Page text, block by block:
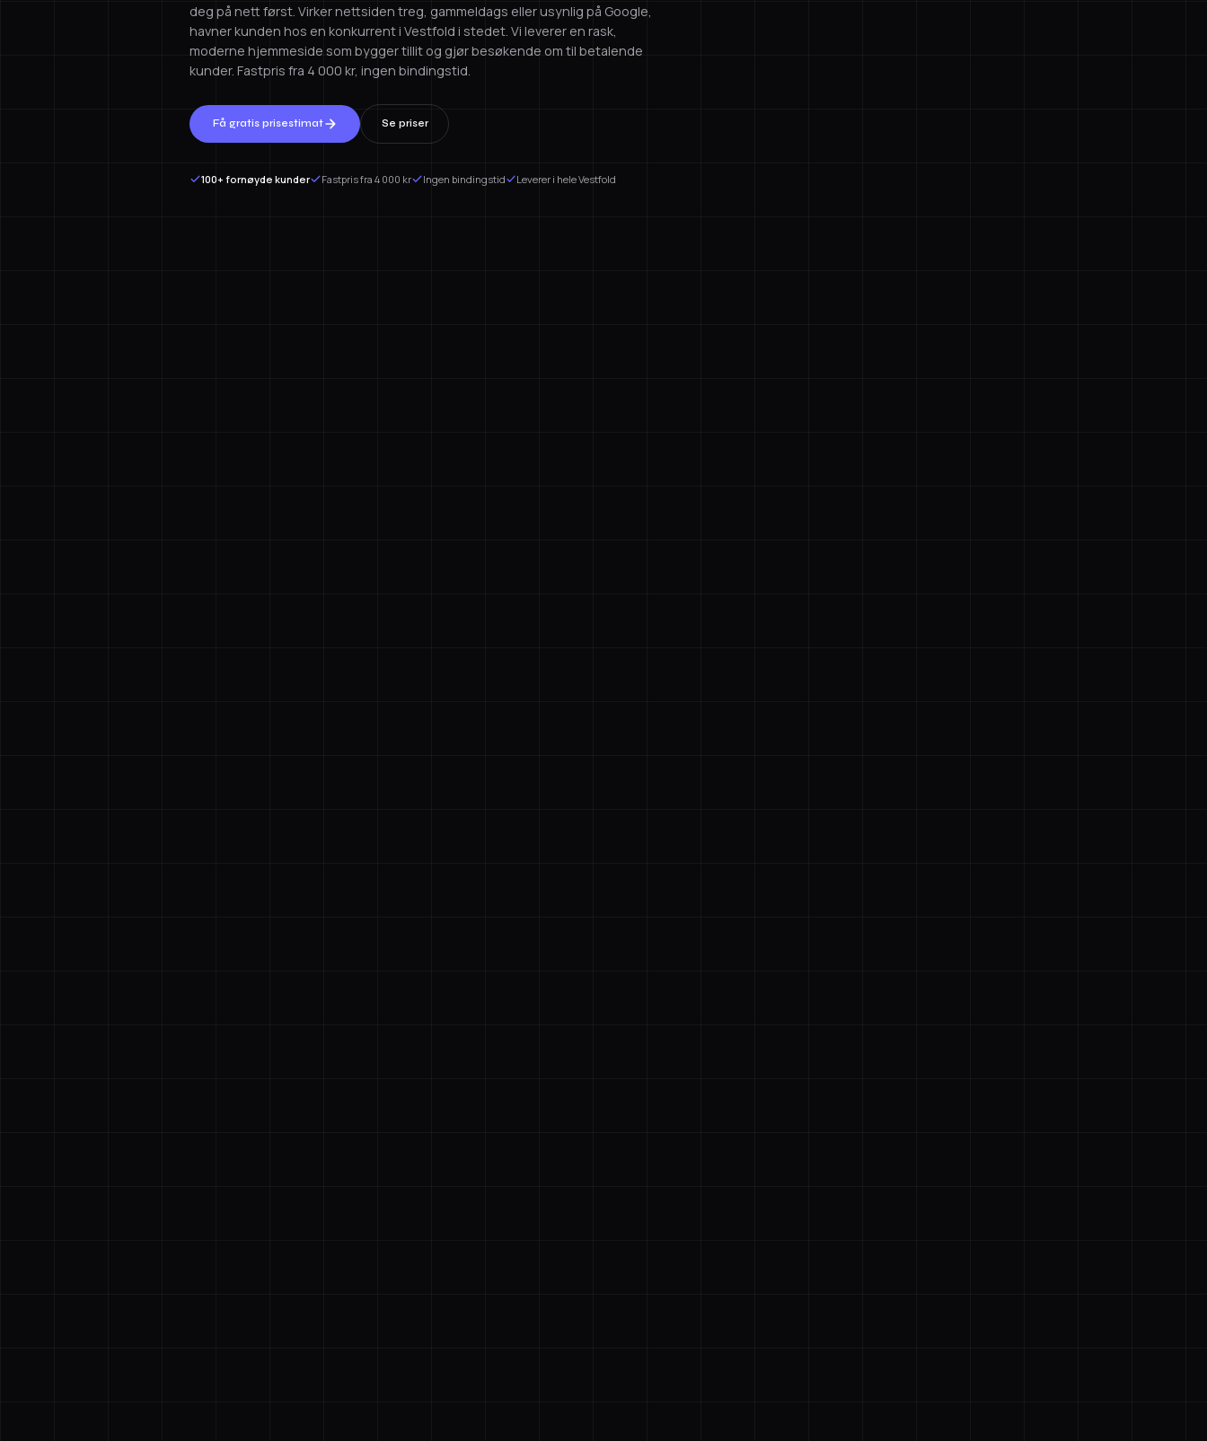
deg på nett først. Virker nettsiden treg, gammeldags eller usynlig på Google,
havner kunden hos en konkurrent i Vestfold i stedet. Vi leverer en rask,
moderne hjemmeside som bygger tillit og gjør besøkende om til betalende
kunder. Fastpris fra 4 000 kr, ingen bindingstid.
Få gratis prisestimat Se priser
100+ fornøyde kunder Fastpris fra 4 000 kr Ingen bindingstid Leverer i hele Vestfold